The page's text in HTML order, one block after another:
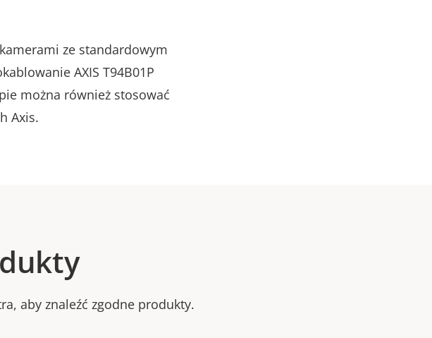
ze standardowym
AXIS T94B01P
można również stosować
Axis.
aby znaleźć zgodne produkty.